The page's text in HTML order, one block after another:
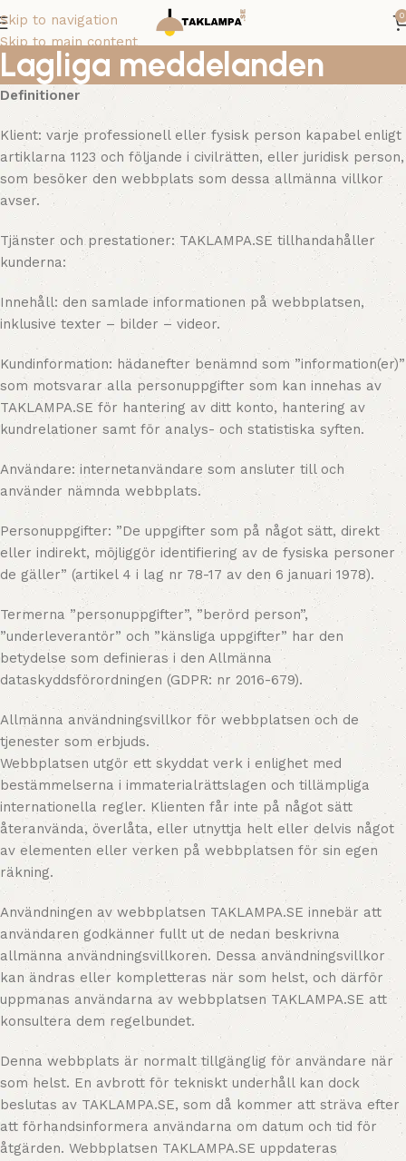
Skip to navigation
Skip to main content
0
Lagliga meddelanden
Definitioner
Klient: varje professionell eller fysisk person kapabel enligt
artiklarna 1123 och följande i civilrätten, eller juridisk person,
som besöker den webbplats som dessa allmänna villkor
avser.
Tjänster och prestationer: TAKLAMPA.SE tillhandahåller
kunderna:
Innehåll: den samlade informationen på webbplatsen,
inklusive texter – bilder – videor.
Kundinformation: hädanefter benämnd som ”information(er)”
som motsvarar alla personuppgifter som kan innehas av
TAKLAMPA.SE för hantering av ditt konto, hantering av
kundrelationer samt för analys- och statistiska syften.
Användare: internetanvändare som ansluter till och
använder nämnda webbplats.
Personuppgifter: ”De uppgifter som på något sätt, direkt
eller indirekt, möjliggör identifiering av de fysiska personer
de gäller” (artikel 4 i lag nr 78-17 av den 6 januari 1978).
Termerna ”personuppgifter”, ”berörd person”,
”underleverantör” och ”känsliga uppgifter” har den
betydelse som definieras i den Allmänna
dataskyddsförordningen (GDPR: nr 2016-679).
Allmänna användningsvillkor för webbplatsen och de
tjenester som erbjuds.
Webbplatsen utgör ett skyddat verk i enlighet med
bestämmelserna i immaterialrättslagen och tillämpliga
internationella regler. Klienten får inte på något sätt
återanvända, överlåta, eller utnyttja helt eller delvis något
av elementen eller verken på webbplatsen för sin egen
räkning.
Användningen av webbplatsen TAKLAMPA.SE innebär att
användaren godkänner fullt ut de nedan beskrivna
allmänna användningsvillkoren. Dessa användningsvillkor
kan ändras eller kompletteras när som helst, och därför
uppmanas användarna av webbplatsen TAKLAMPA.SE att
konsultera dem regelbundet.
Denna webbplats är normalt tillgänglig för användare när
som helst. En avbrott för tekniskt underhåll kan dock
beslutas av TAKLAMPA.SE, som då kommer att sträva efter
att förhandsinformera användarna om datum och tid för
åtgärden. Webbplatsen TAKLAMPA.SE uppdateras